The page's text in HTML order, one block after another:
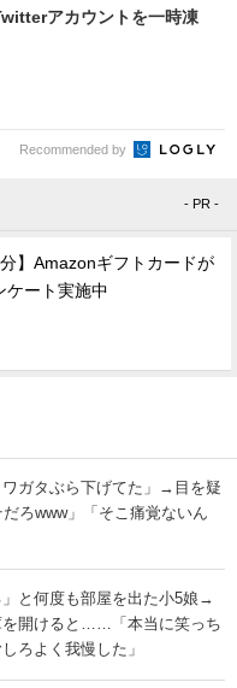
アカウントを一時凍
Recommended by
- PR -
】Amazonギフトカードが
ケート実施中
ワガタぶら下げてた」→目を疑
ろwww」「そこ痛覚ないん
と何度も部屋を出た小5娘→
を開けると……「本当に笑っち
ろよく我慢した」